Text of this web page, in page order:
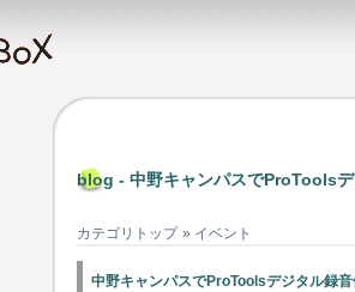
blog - 中野キャンパスでProTools
カテゴリトップ » イベント
中野キャンパスでProToolsデジタル録